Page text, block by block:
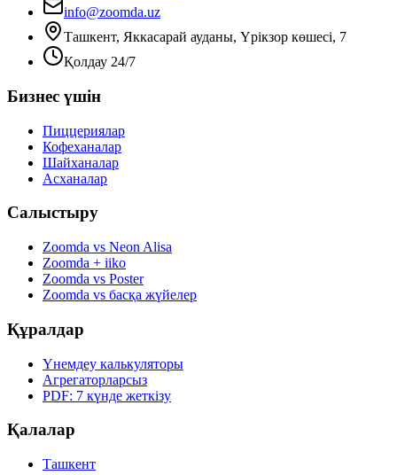
info@zoomda.uz
Ташкент, Яккасарай ауданы, Үрікзор көшесі, 7
Қолдау 24/7
Бизнес үшін
Пиццериялар
Кофеханалар
Шайханалар
Асханалар
Салыстыру
Zoomda vs Neon Alisa
Zoomda + iiko
Zoomda vs Poster
Zoomda vs басқа жүйелер
Құралдар
Үнемдеу калькуляторы
Агрегаторларсыз
PDF: 7 күнде жеткізу
Қалалар
Ташкент